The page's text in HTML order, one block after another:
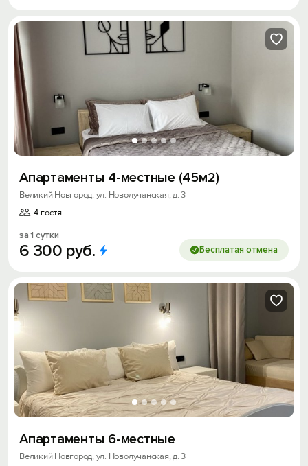
Апартаменты 4-местные (45м2)
Великий Новгород, ул. Новолучанская, д. 3
4 гостя
за 1 сутки
6 300 руб. Бесплатая отмена
Апартаменты 6-местные
Великий Новгород, ул. Новолучанская, д. 3